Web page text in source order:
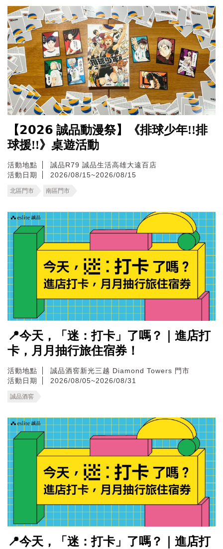
【𝟮𝟬𝟮𝟲 誠品動漫祭】《排球少年!!排
球援!!》桌遊活動
活動地點 誠品R79 誠品生活高雄大遠百店
活動日期
2026/08/15~2026/08/15
北區門市 南區門市
📍今天，「迷：打卡」了嗎？｜進店打
卡，月月抽行旅住宿券！
活動地點
誠品酒窖新光三越 Diamond Towers 門市
活動日期
2026/08/05~2026/08/31
誠品酒窖
📍今天，「迷：打卡」了嗎？｜進店打